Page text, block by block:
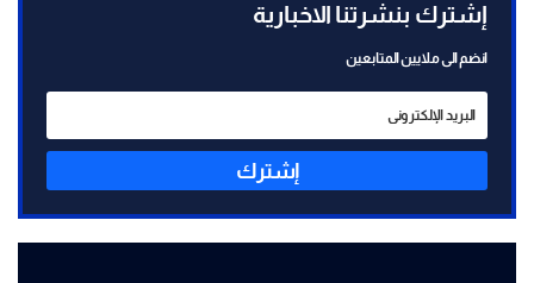
إشترك بنشرتنا الاخبارية
انضم الى ملايين المتابعين
إشترك